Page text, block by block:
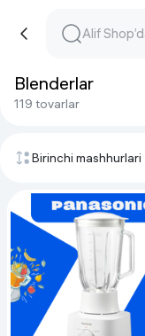
Blenderlar
119 tovarlar
Birinchi mashhurlari